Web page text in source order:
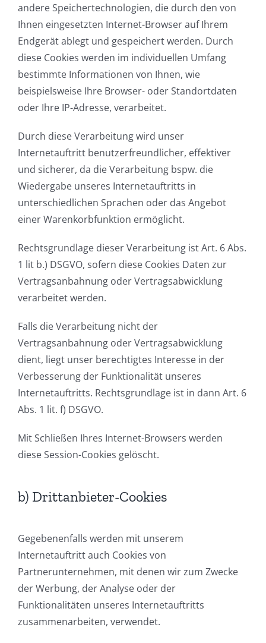
andere Speichertechnologien, die durch den von
Ihnen eingesetzten Internet-Browser auf Ihrem
Endgerät ablegt und gespeichert werden. Durch
diese Cookies werden im individuellen Umfang
bestimmte Informationen von Ihnen, wie
beispielsweise Ihre Browser- oder Standortdaten
oder Ihre IP-Adresse, verarbeitet.
Durch diese Verarbeitung wird unser
Internetauftritt benutzerfreundlicher, effektiver
und sicherer, da die Verarbeitung bspw. die
Wiedergabe unseres Internetauftritts in
unterschiedlichen Sprachen oder das Angebot
einer Warenkorbfunktion ermöglicht.
Rechtsgrundlage dieser Verarbeitung ist Art. 6 Abs.
1 lit b.) DSGVO, sofern diese Cookies Daten zur
Vertragsanbahnung oder Vertragsabwicklung
verarbeitet werden.
Falls die Verarbeitung nicht der
Vertragsanbahnung oder Vertragsabwicklung
dient, liegt unser berechtigtes Interesse in der
Verbesserung der Funktionalität unseres
Internetauftritts. Rechtsgrundlage ist in dann Art. 6
Abs. 1 lit. f) DSGVO.
Mit Schließen Ihres Internet-Browsers werden
diese Session-Cookies gelöscht.
b) Drittanbieter-Cookies
Gegebenenfalls werden mit unserem
Internetauftritt auch Cookies von
Partnerunternehmen, mit denen wir zum Zwecke
der Werbung, der Analyse oder der
Funktionalitäten unseres Internetauftritts
zusammenarbeiten, verwendet.